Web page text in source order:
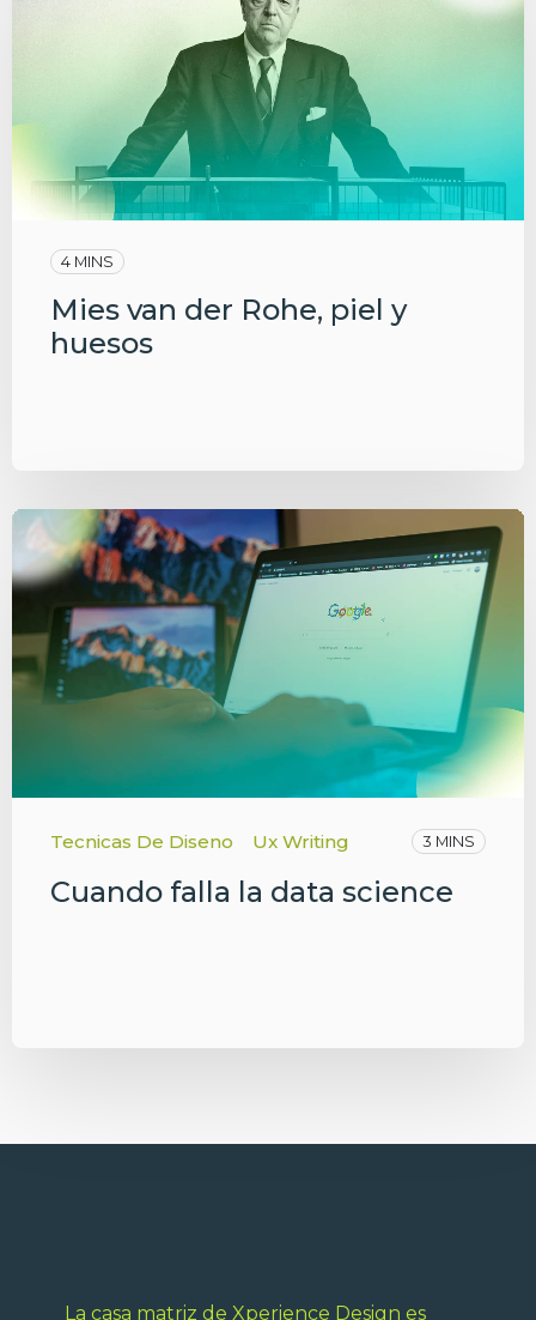
4 MINS
Mies van der Rohe, piel y
huesos
Tecnicas De Diseno Ux Writing 3 MINS
Cuando falla la data science
La casa matriz de Xperience Design es